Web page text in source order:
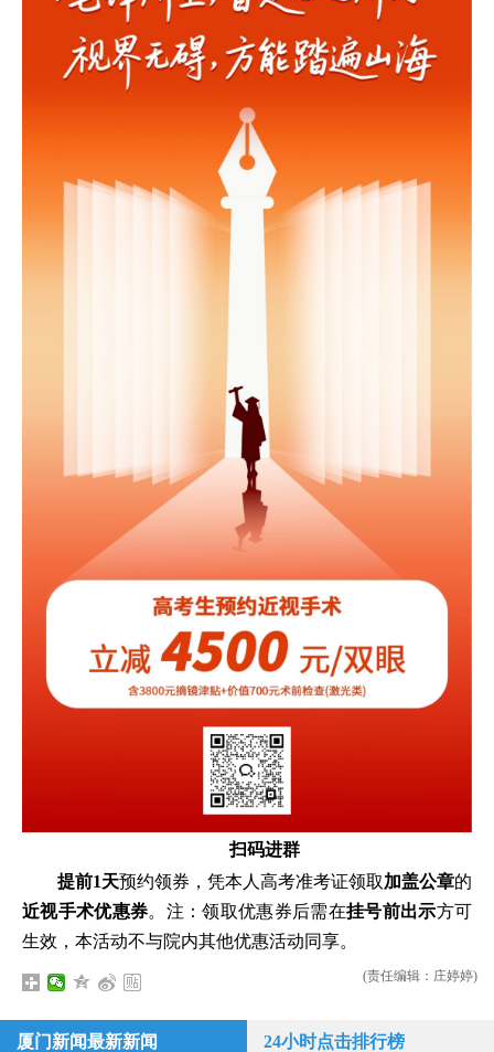
扫码进群
提前1天预约领券，凭本人高考准考证领取加盖公章的
近视手术优惠券。注：领取优惠券后需在挂号前出示方可
生效，本活动不与院内其他优惠活动同享。
(责任编辑：庄婷婷)
厦门新闻最新新闻 24小时点击排行榜